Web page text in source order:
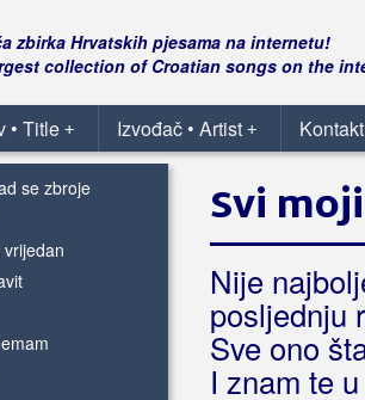
zbirka Hrvatskih pjesama na internetu!
collection of Croatian songs on the
+
• Title +
Izvođač • Artist
što si tu
se zbroje
Svi
Nije
posljednju
Sve ono
I znam te